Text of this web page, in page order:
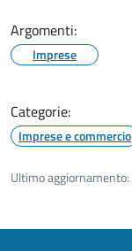
Argomenti:
Imprese
Categorie:
Imprese e commercio
Ultimo aggiornamento: